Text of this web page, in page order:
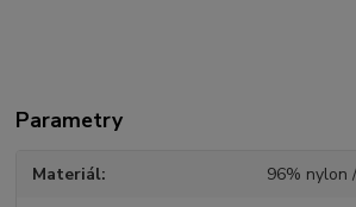
Parametry
Materiál 96% nylon